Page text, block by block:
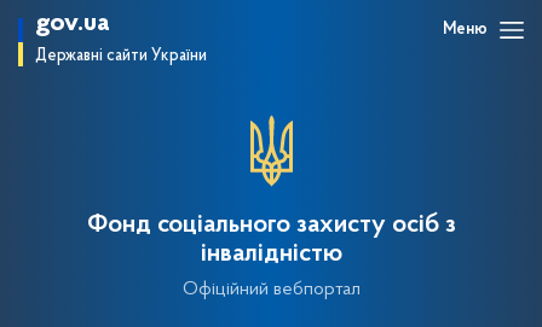
gov.ua
Державні сайти України
Меню
Фонд соціального захисту осіб з
інвалідністю
Офіційний вебпортал